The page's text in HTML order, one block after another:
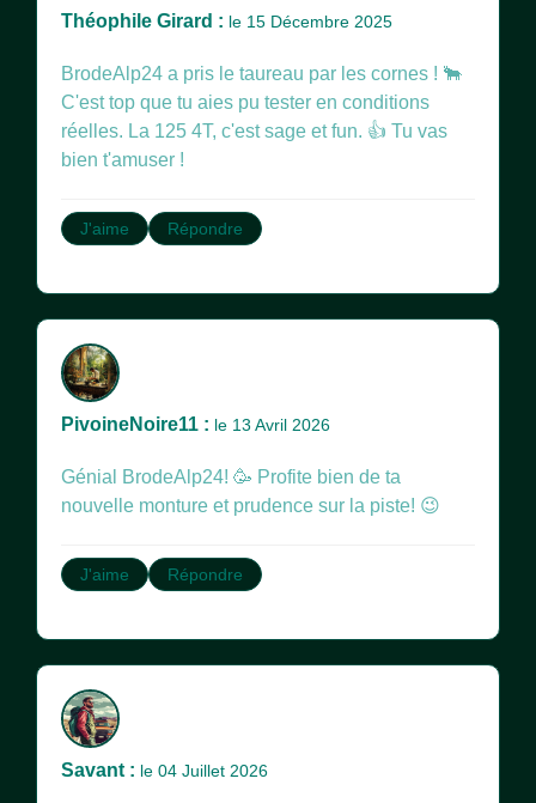
Théophile Girard : le 15 Décembre 2025
BrodeAlp24 a pris le taureau par les cornes ! 🐂
C'est top que tu aies pu tester en conditions
réelles. La 125 4T, c'est sage et fun. 👍 Tu vas
bien t'amuser !
J'aime Répondre
PivoineNoire11 : le 13 Avril 2026
Génial BrodeAlp24! 🥳 Profite bien de ta
nouvelle monture et prudence sur la piste! 😉
J'aime Répondre
Savant : le 04 Juillet 2026